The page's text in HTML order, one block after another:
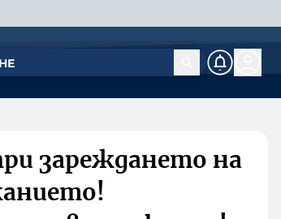
зареждането на